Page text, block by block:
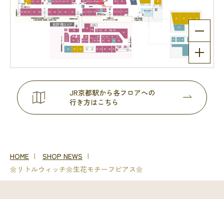
JR京都駅から各フロアへの
行き方はこちら
HOME
SHOP NEWS
🌼リトルウィッチ🌼生花モチーフピアス🌼